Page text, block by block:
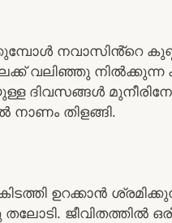
നവാസിൻ്റെ
വലിഞ്ഞു നിൽക്കുന്ന
ദിവസങ്ങൾ
തിളങ്ങി.
ഉറക്കാൻ
ജീവിതത്തിൽ